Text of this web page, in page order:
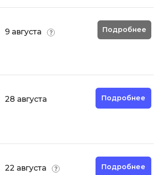
9 августа Подробнее
28 августа Подробнее
22 августа Подробнее
Фреймворк Django
Фреймворк Flutter
Фреймворк ReactJS
Фреймворк Spring
Фреймворк Symfony
Хранилища данных